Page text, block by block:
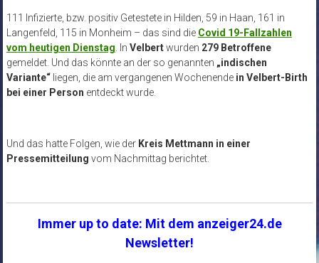
111 Infizierte, bzw. positiv Getestete in Hilden, 59 in Haan, 161 in
Langenfeld, 115 in Monheim – das sind die Covid 19-Fallzahlen
vom heutigen Dienstag. In Velbertwurden 279 Betroffene
gemeldet. Und das könnte an der so genannten „indischen
Variante“liegen, die am vergangenen Wochenende in Velbert-Birth
bei einer Person entdeckt wurde.
Und das hatte Folgen, wie der Kreis Mettmann in einer
Pressemitteilung vom Nachmittag berichtet.
Immer up to date: Mit dem anzeiger24.de
Newsletter!